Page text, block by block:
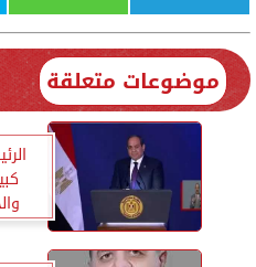
موضوعات متعلقة